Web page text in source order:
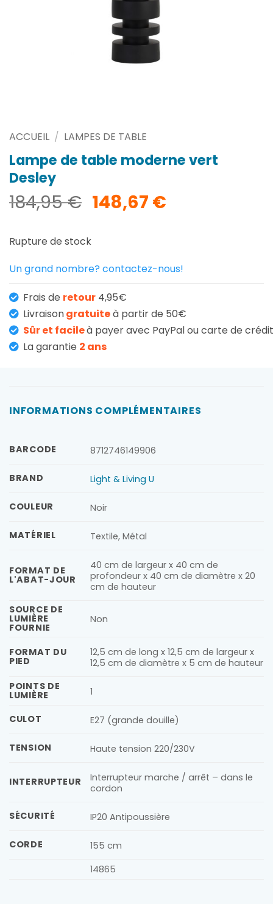
ACCUEIL / LAMPES DE TABLE
Lampe de table moderne vert
Desley
184,95€ Le
initial
était :
184,95 €.
148,67 €Le
148,67 €.
Rupture de stock
Un grand nombre? contactez-nous!
Frais de retour 4,95€
Livraisongratuiteà partir de 50€
Sûr et facileà payer avec PayPal ou carte de crédit
La garantie 2 ans
INFORMATIONS COMPLÉMENTAIRES
BARCODE 8712746149906
BRAND Light & Living U
COULEUR Noir
MATÉRIEL Textile, Métal
FORMAT DE
L'ABAT-JOUR
40 cm de largeur x 40 cm de
profondeur x 40 cm de diamètre x 20
cm de hauteur
SOURCE DE
LUMIÈRE
FOURNIE
Non
FORMAT DU
PIED
12,5 cm de long x 12,5 cm de largeur x
12,5 cm de diamètre x 5 cm de hauteur
POINTS DE
LUMIÈRE 1
CULOT E27 (grande douille)
TENSION Haute tension 220/230V
INTERRUPTEUR
Interrupteur marche / arrêt – dans le
cordon
SÉCURITÉ IP20 Antipoussière
CORDE
155 cm
14865